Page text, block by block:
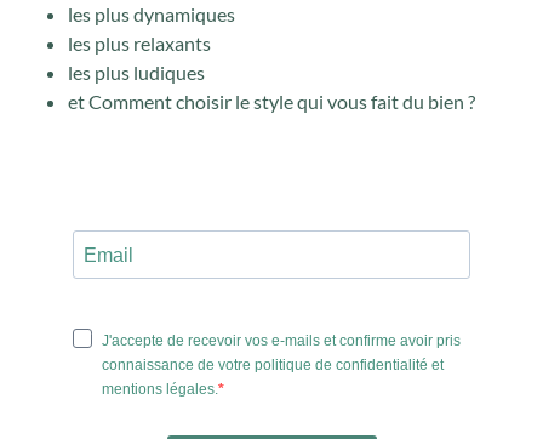
les plus dynamiques
les plus relaxants
les plus ludiques
et Comment choisir le style qui vous fait du bien ?